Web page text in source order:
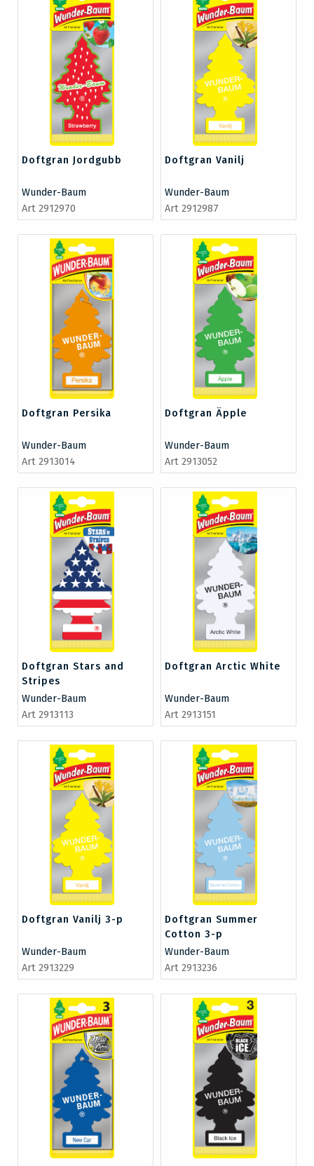
Doftgran Jordgubb
Wunder-Baum
Art 2912970
Doftgran Vanilj
Wunder-Baum
Art 2912987
Doftgran Persika
Wunder-Baum
Art 2913014
Doftgran Äpple
Wunder-Baum
Art 2913052
Doftgran Stars and
Stripes
Wunder-Baum
Art 2913113
Doftgran Arctic White
Wunder-Baum
Art 2913151
Doftgran Vanilj 3-p
Wunder-Baum
Art 2913229
Doftgran Summer
Cotton 3-p
Wunder-Baum
Art 2913236